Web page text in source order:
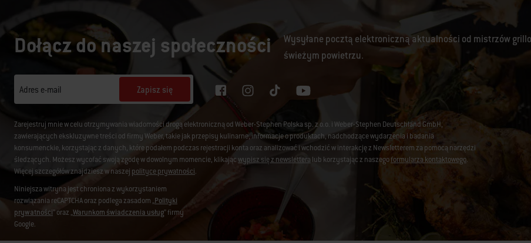
Dołącz do naszej społeczności
Wysyłane pocztą elektroniczną aktualności od mistrzów
świeżym powietrzu.
Adres e-mail Zapisz się
Zarejestruj mnie w celu otrzymywania wiadomości drogą elektroniczną od Weber-Stephen Polska sp. z o.o. i Weber-Stephen Deutschland GmbH,
zawierających ekskluzywne treści od firmy Weber, takie jak przepisy kulinarne, informacje o produktach, nadchodzące wydarzenia i badania
konsumenckie, korzystając z danych, które podałem podczas rejestracji konta oraz analizować i wchodzić w interakcję z Newsletterem za pomocą narzędzi
śledzących. Możesz wycofać swoją zgodę w dowolnym momencie, klikającwypisz się z newslettera lub korzystając z naszegoformularza kontaktowego.
Więcej szczegółów znajdziesz w naszej polityce prywatności.
Niniejsza witryna jest chroniona z wykorzystaniem
rozwiązania reCAPTCHA oraz podlega zasadom „Polityki
prywatności” oraz „Warunkom świadczenia usług” firmy
Google.